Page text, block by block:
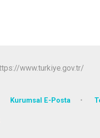
Kurumsal E-Posta